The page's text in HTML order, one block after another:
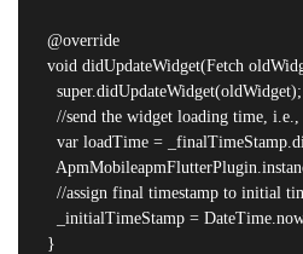
  @override
void didUpdateWidget(Fetch
    super.didUpdateWidget(oldWidget);
//send the widget loading time,
var loadTime =
//assign final timestamp to initial
_initialTimeStamp =
  }